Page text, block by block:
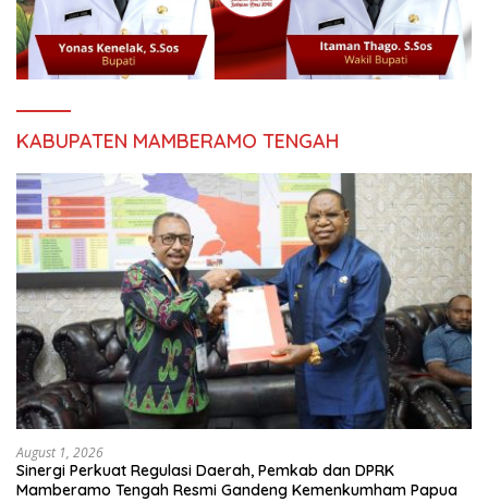
KABUPATEN MAMBERAMO TENGAH
August 1, 2026
Sinergi Perkuat Regulasi Daerah, Pemkab dan DPRK
Mamberamo Tengah Resmi Gandeng Kemenkumham Papua